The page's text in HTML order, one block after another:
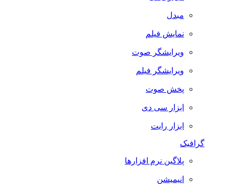
مبدل
نمایش فیلم
ویرایشگر صوت
ویرایشگر فیلم
پخش صوت
ابزار سی دی
ابزار رایت
گرافیک
پلاگین نرم افزارها
انیمیشن